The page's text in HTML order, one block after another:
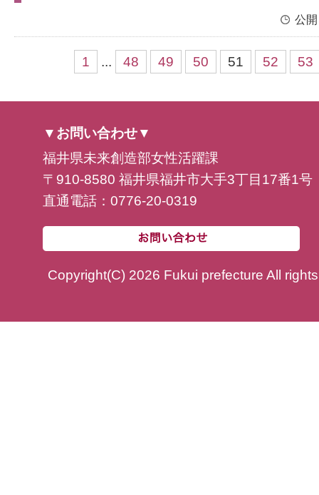
公
1 ... 48 49 50 51 52 53
▼お問い合わせ▼
福井県未来創造部女性活躍課
〒910-8580 福井県福井市大手3丁目17番1号
直通電話：0776-20-0319
Copyright(C) 2026 Fukui prefecture All